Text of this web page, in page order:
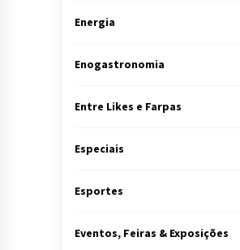
Energia
Enogastronomia
Entre Likes e Farpas
Especiais
Esportes
Eventos, Feiras & Exposições